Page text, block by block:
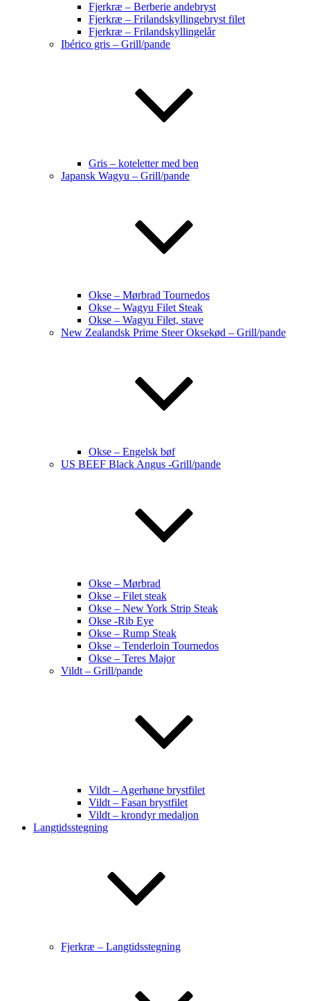
Fjerkræ – Berberie andebryst
Fjerkræ – Frilandskyllingebryst filet
Fjerkræ – Frilandskyllingelår
Ibérico gris – Grill/pande
Gris – koteletter med ben
Japansk Wagyu – Grill/pande
Okse – Mørbrad Tournedos
Okse – Wagyu Filet Steak
Okse – Wagyu Filet, stave
New Zealandsk Prime Steer Oksekød – Grill/pande
Okse – Engelsk bøf
US BEEF Black Angus -Grill/pande
Okse – Mørbrad
Okse – Filet steak
Okse – New York Strip Steak
Okse -Rib Eye
Okse – Rump Steak
Okse – Tenderloin Tournedos
Okse – Teres Major
Vildt – Grill/pande
Vildt – Agerhøne brystfilet
Vildt – Fasan brystfilet
Vildt – krondyr medaljon
Langtidsstegning
Fjerkræ – Langtidsstegning